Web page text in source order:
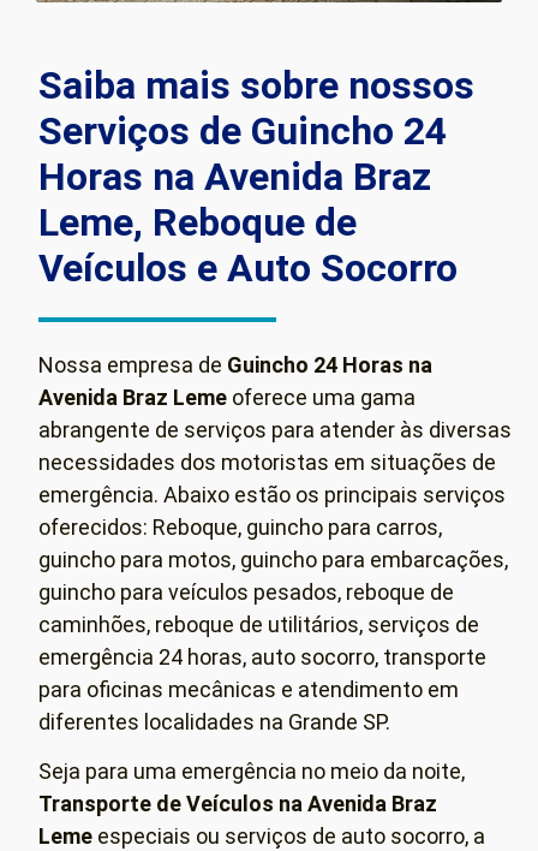
Saiba mais sobre nossos
Serviços de Guincho 24
Horas na Avenida Braz
Leme, Reboque de
Veículos e Auto Socorro
Nossa empresa de Guincho 24 Horas na
Avenida Braz Leme oferece uma gama
abrangente de serviços para atender às diversas
necessidades dos motoristas em situações de
emergência. Abaixo estão os principais serviços
oferecidos: Reboque, guincho para carros,
guincho para motos, guincho para embarcações,
guincho para veículos pesados, reboque de
caminhões, reboque de utilitários, serviços de
emergência 24 horas, auto socorro, transporte
para oficinas mecânicas e atendimento em
diferentes localidades na Grande SP.
Seja para uma emergência no meio da noite,
Transporte de Veículos na Avenida Braz
Leme especiais ou serviços de auto socorro, a